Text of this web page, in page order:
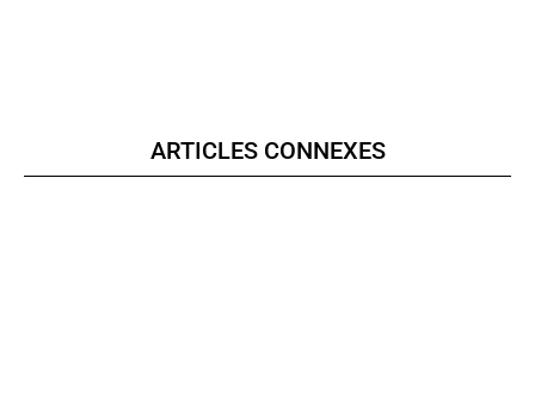
ARTICLES CONNEXES